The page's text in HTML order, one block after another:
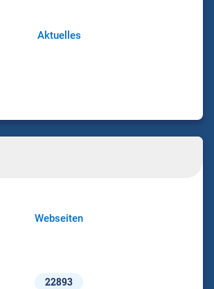
Aktuelles
Webseiten
22893